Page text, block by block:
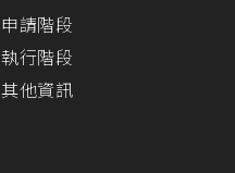
申請階段
執行階段
其他資訊